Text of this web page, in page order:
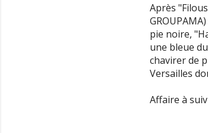
Après
pie noire,
une bleue
chavirer de
Versailles
Affaire à